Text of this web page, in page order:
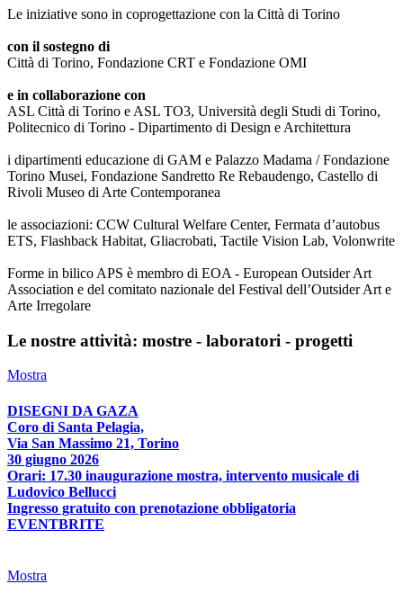
Le iniziative sono in coprogettazione con la Città di Torino
con il sostegno di
Città di Torino, Fondazione CRT e Fondazione OMI
e in collaborazione con
ASL Città di Torino e ASL TO3, Università degli Studi di Torino,
Politecnico di Torino - Dipartimento di Design e Architettura
i dipartimenti educazione di GAM e Palazzo Madama / Fondazione
Torino Musei, Fondazione Sandretto Re Rebaudengo, Castello di
Rivoli Museo di Arte Contemporanea
le associazioni: CCW Cultural Welfare Center, Fermata d’autobus
ETS, Flashback Habitat, Gliacrobati, Tactile Vision Lab, Volonwrite
Forme in bilico APS è membro di EOA - European Outsider Art
Association e del comitato nazionale del Festival dell’Outsider Art e
Arte Irregolare
Le nostre attività: mostre - laboratori - progetti
Mostra
DISEGNI DA GAZA
Coro di Santa Pelagia,
Via San Massimo 21, Torino
30 giugno 2026
Orari: 17.30 inaugurazione mostra, intervento musicale di
Ludovico Bellucci
Ingresso gratuito con prenotazione obbligatoria
EVENTBRITE
Mostra